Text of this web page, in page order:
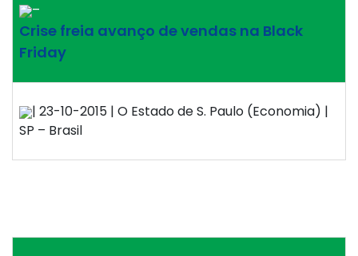
–
Crise freia avanço de vendas na Black
Friday
| 23-10-2015 | O Estado de S. Paulo (Economia) |
SP – Brasil